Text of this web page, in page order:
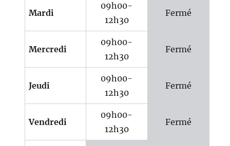
Mardi
09h00-
12h30
Fermé
Mercredi
09h00-
12h30
Fermé
Jeudi
09h00-
12h30
Fermé
Vendredi
09h00-
12h30
Fermé